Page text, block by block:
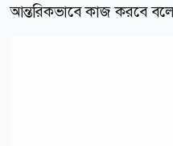
আন্তরিকভাবে কাজ করবে বলে